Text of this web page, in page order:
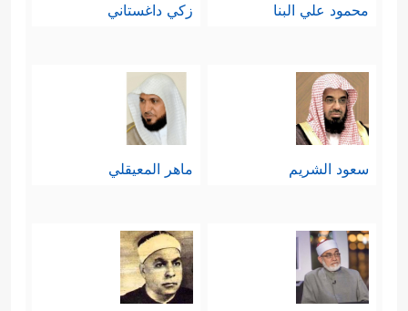
محمود علي البنا زكي داغستاني
سعود الشريم ماهر المعيقلي